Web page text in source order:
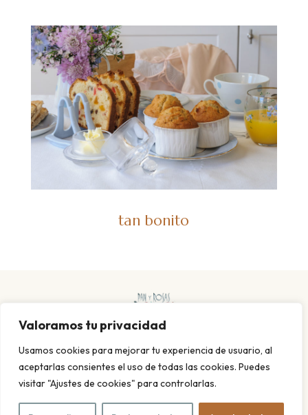
Valoramos tu privacidad
Usamos cookies para mejorar tu experiencia de usuario, al
aceptarlas consientes el uso de todas las cookies. Puedes
visitar "Ajustes de cookies" para controlarlas.
tan bonito